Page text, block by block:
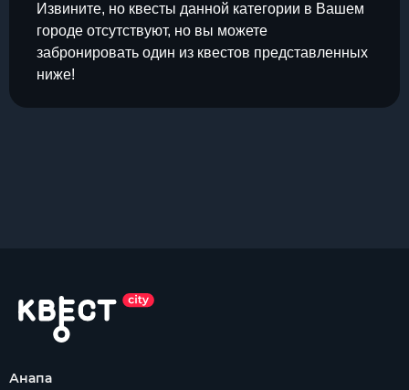
Извините, но квесты данной категории в Вашем
городе отсутствуют, но вы можете
забронировать один из квестов представленных
ниже!
Анапа